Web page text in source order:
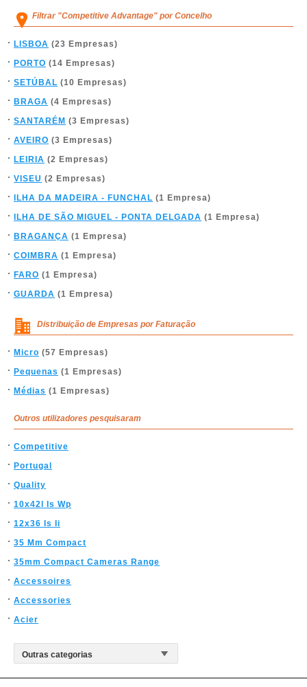
Filtrar "Competitive Advantage" por Concelho
LISBOA (23 Empresas)
PORTO (14 Empresas)
SETÚBAL (10 Empresas)
BRAGA (4 Empresas)
SANTARÉM (3 Empresas)
AVEIRO (3 Empresas)
LEIRIA (2 Empresas)
VISEU (2 Empresas)
ILHA DA MADEIRA - FUNCHAL (1 Empresa)
ILHA DE SÃO MIGUEL - PONTA DELGADA (1 Empresa)
BRAGANÇA (1 Empresa)
COIMBRA (1 Empresa)
FARO (1 Empresa)
GUARDA (1 Empresa)
Distribuição de Empresas por Faturação
Micro (57 Empresas)
Pequenas (1 Empresas)
Médias (1 Empresas)
Outros utilizadores pesquisaram
Competitive
Portugal
Quality
10x42l Is Wp
12x36 Is Ii
35 Mm Compact
35mm Compact Cameras Range
Accessoires
Accessories
Acier